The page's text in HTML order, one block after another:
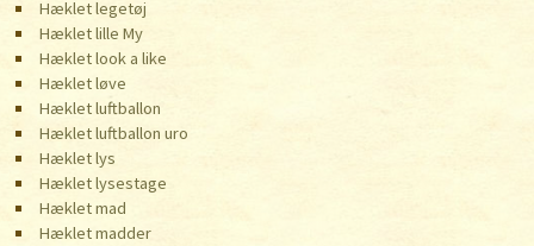
Hæklet legetøj
Hæklet lille My
Hæklet look a like
Hæklet løve
Hæklet luftballon
Hæklet luftballon uro
Hæklet lys
Hæklet lysestage
Hæklet mad
Hæklet madder